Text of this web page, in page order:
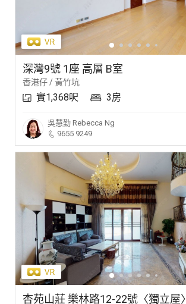
深灣9號 1座 高層 B室
香港仔 / 黃竹坑
實1,368呎 3房
吳慧勤 Rebecca Ng
9655 9249
杏苑山莊 樂林路12-22號〈獨立屋〉